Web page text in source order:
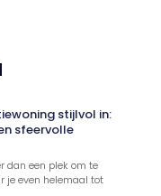
stijlvol in:
sfeervolle
dan een plek om te
je even helemaal tot